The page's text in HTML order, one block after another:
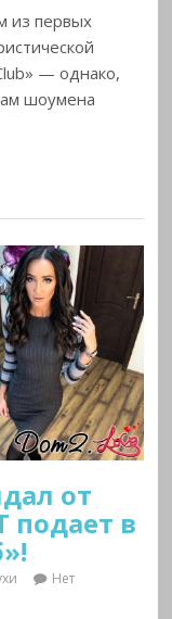
из первых
— однако,
шоумена
от
подает в
Нет